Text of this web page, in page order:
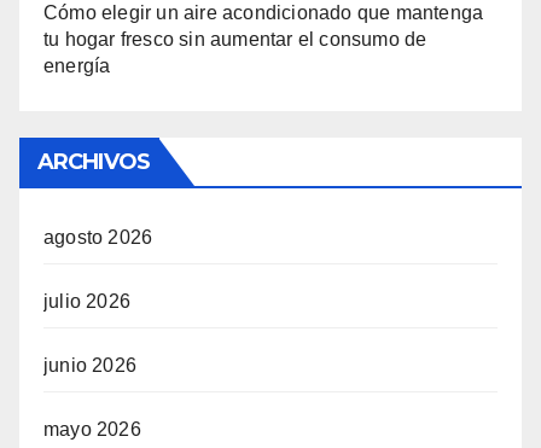
Cómo elegir un aire acondicionado que mantenga
tu hogar fresco sin aumentar el consumo de
energía
ARCHIVOS
agosto 2026
julio 2026
junio 2026
mayo 2026